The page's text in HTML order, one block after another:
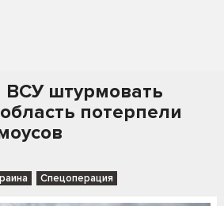
ВСУ штурмовать
потерпели
Спецоперация